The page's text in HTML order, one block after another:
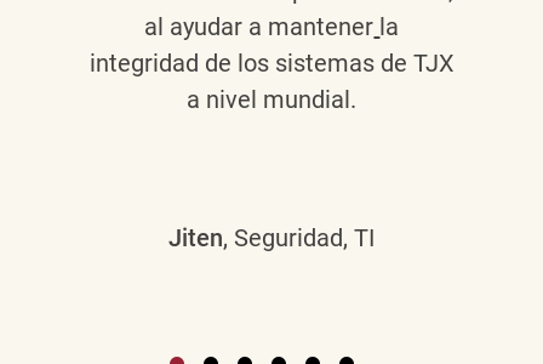
al ayudar a mantener la
integridad de los sistemas de TJX
a nivel mundial.
Jiten, Seguridad, TI